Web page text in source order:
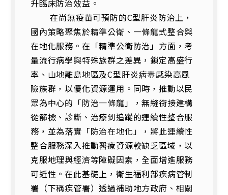
升臨床防治效益。
在尚無疫苗可預防的C型肝炎防治上，
國內策略聚焦於精準公衛、一條龍式整合與
在地化服務。在「精準公衛防治」方面，考
量流行病學與特殊族群之差異，鎖定高盛行
率、山地離島地區及C型肝炎病毒感染高風
險族群，以優化資源運用。同時，推動以民
眾為中心的「防治一條龍」，無縫銜接建構
從篩檢、診斷、治療到追蹤的連續性整合服
務，並為落實「防治在地化」，將此連續性
整合服務深入推動醫療資源較缺乏區域，以
克服地理與經濟等障礙因素，全面增進服務
可近性。在此基礎上，衛生福利部疾病管制
署（下稱疾管署）透過補助地方政府、相關